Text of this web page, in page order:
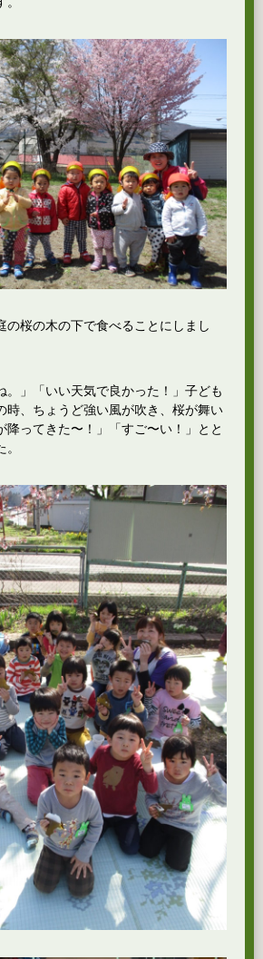
の桜の木の下で食べることにしまし
。」「いい天気で良かった！」子ども
時、ちょうど強い風が吹き、桜が舞い
降ってきた〜！」「すご〜い！」とと